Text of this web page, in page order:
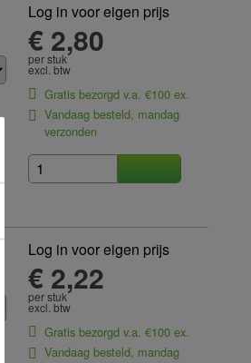
Log in voor eigen prijs
€ 2,80
per stuk
excl. btw
Gratis bezorgd v.a. €100 ex.
Vandaag besteld, mandag
verzonden
Log in voor eigen prijs
€ 2,22
per stuk
excl. btw
Gratis bezorgd v.a. €100 ex.
Vandaag besteld, mandag